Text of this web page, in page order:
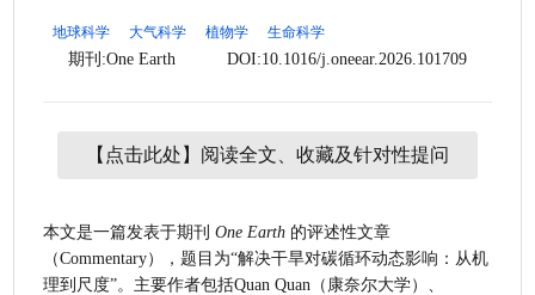
地球科学 大气科学 植物学 生命科学
期刊:One Earth DOI:10.1016/j.oneear.2026.101709
【点击此处】阅读全文、收藏及针对性提问
本文是一篇发表于期刊 One Earth 的评述性文章
（Commentary），题目为“解决干旱对碳循环动态影响：从机
理到尺度”。主要作者包括Quan Quan（康奈尔大学）、